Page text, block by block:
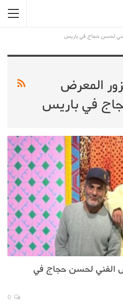
لحسن حجاج في باريس
المعرض
في باريس
الفني لحسن حجاج في